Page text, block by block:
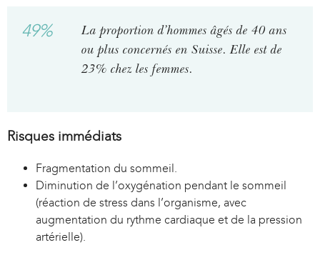
49%
La proportion d’hommes âgés de 40 ans
ou plus concernés en Suisse. Elle est de
23% chez les femmes.
Risques immédiats
Fragmentation du sommeil.
Diminution de l’oxygénation pendant le sommeil
(réaction de stress dans l’organisme, avec
augmentation du rythme cardiaque et de la pression
artérielle).